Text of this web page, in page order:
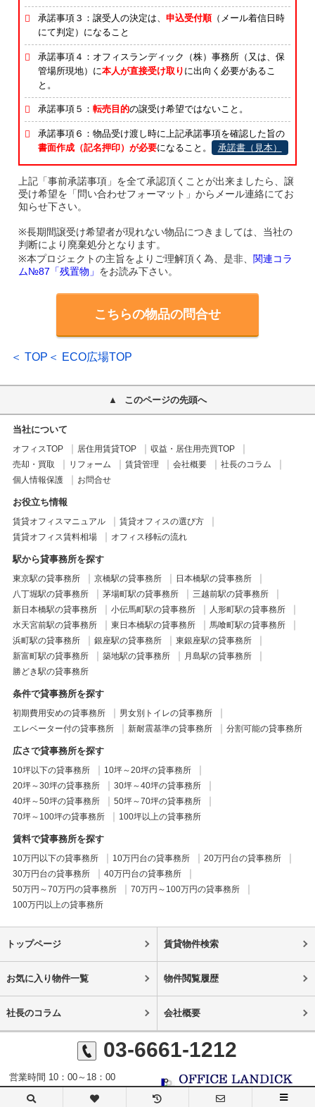
承諾事項３：譲受人の決定は、 申込受付順（メール着信日時
にて判定）になること
承諾事項４：オフィスランディック（株）事務所（又は、保
管場所現地）に本人が直接受け取り に出向く必要があるこ
と。
承諾事項５： 転売目的の譲受け希望ではないこと。
承諾事項６：物品受け渡し時に上記承諾事項を確認した旨の
書面作成（記名押印）が必要になること。 承諾書（見本）
上記「事前承諾事項」を全て承認頂くことが出来ましたら、譲
受け希望を「問い合わせフォーマット」からメール連絡にてお
知らせ下さい。
※長期間譲受け希望者が現れない物品につきましては、当社の
判断により廃棄処分となります。
※本プロジェクトの主旨をよりご理解頂く為、是非、 関連コラ
ム№87「残置物」 をお読み下さい。
こちらの物品の問合せ
＜ TOP ＜ ECO広場TOP
このページの先頭へ
当社について
オフィスTOP 居住用賃貸TOP
収益・居住用売買TOP
売却・買取
リフォーム 賃貸管理 会社概要
社長のコラム
個人情報保護
お問合せ
お役立ち情報
賃貸オフィスマニュアル
賃貸オフィスの選び方
賃貸オフィス賃料相場
オフィス移転の流れ
駅から貸事務所を探す
東京駅の貸事務所 京橋駅の貸事務所
日本橋駅の貸事務所
八丁堀駅の貸事務所
茅場町駅の貸事務所
三越前駅の貸事務所
新日本橋駅の貸事務所
小伝馬町駅の貸事務所
人形町駅の貸事務所
水天宮前駅の貸事務所
東日本橋駅の貸事務所
馬喰町駅の貸事務所
浜町駅の貸事務所
銀座駅の貸事務所
東銀座駅の貸事務所
新富町駅の貸事務所
築地駅の貸事務所
月島駅の貸事務所
勝どき駅の貸事務所
条件で貸事務所を探す
初期費用安めの貸事務所
男女別トイレの貸事務所
エレベーター付の貸事務所
新耐震基準の貸事務所 分割可能の貸事務所
広さで貸事務所を探す
10坪以下の貸事務所
10坪～20坪の貸事務所
20坪～30坪の貸事務所
30坪～40坪の貸事務所
40坪～50坪の貸事務所
50坪～70坪の貸事務所
70坪～100坪の貸事務所
100坪以上の貸事務所
賃料で貸事務所を探す
10万円以下の貸事務所 10万円台の貸事務所
20万円台の貸事務所
30万円台の貸事務所
40万円台の貸事務所
50万円～70万円の貸事務所
70万円～100万円の貸事務所
100万円以上の貸事務所
トップページ 賃貸物件検索
お気に入り物件一覧 物件閲覧履歴
社長のコラム 会社概要
03-6661-1212
営業時間 10：00～18：00